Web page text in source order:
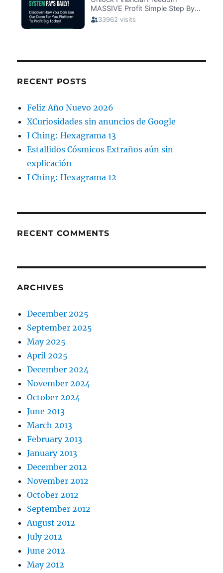
RECENT POSTS
Feliz Año Nuevo 2026
XCuriosidades sin anuncios de Google
I Ching: Hexagrama 13
Estallidos Cósmicos Extraños aún sin
explicación
I Ching: Hexagrama 12
RECENT COMMENTS
ARCHIVES
December 2025
September 2025
May 2025
April 2025
December 2024
November 2024
October 2024
June 2013
March 2013
February 2013
January 2013
December 2012
November 2012
October 2012
September 2012
August 2012
July 2012
June 2012
May 2012